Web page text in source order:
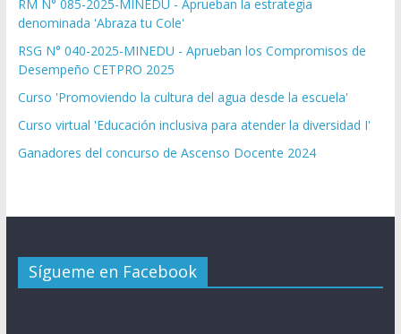
RM N° 085-2025-MINEDU - Aprueban la estrategia
denominada 'Abraza tu Cole'
RSG N° 040-2025-MINEDU - Aprueban los Compromisos de
Desempeño CETPRO 2025
Curso 'Promoviendo la cultura del agua desde la escuela'
Curso virtual 'Educación inclusiva para atender la diversidad I'
Ganadores del concurso de Ascenso Docente 2024
Sígueme en Facebook